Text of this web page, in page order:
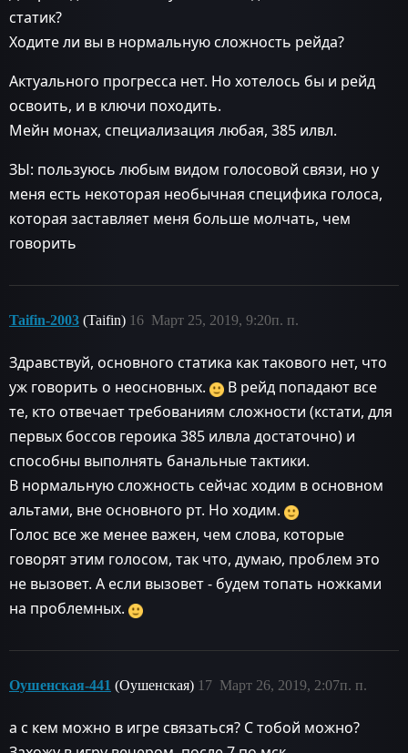
статик?
Ходите ли вы в нормальную сложность рейда?
Актуального прогресса нет. Но хотелось бы и рейд
освоить, и в ключи походить.
Мейн монах, специализация любая, 385 илвл.
ЗЫ: пользуюсь любым видом голосовой связи, но у
меня есть некоторая необычная специфика голоса,
которая заставляет меня больше молчать, чем
говорить
Taifin-2003 (Taifin) Март 25, 2019, 9:20п. п.
16
Здравствуй, основного статика как такового нет, что
уж говорить о неосновных.
В рейд попадают все
те, кто отвечает требованиям сложности (кстати, для
первых боссов героика 385 илвла достаточно) и
способны выполнять банальные тактики.
В нормальную сложность сейчас ходим в основном
альтами, вне основного рт. Но ходим.
Голос все же менее важен, чем слова, которые
говорят этим голосом, так что, думаю, проблем это
не вызовет. А если вызовет - будем топать ножками
на проблемных.
Оушенская-441 (Оушенская) Март 26, 2019, 2:07п. п.
17
а с кем можно в игре связаться? С тобой можно?